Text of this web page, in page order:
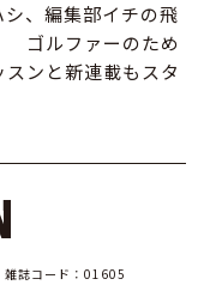
、編集部イチの飛
ゴルファーのため
ンと新連載もスタ
雑誌コード：01605